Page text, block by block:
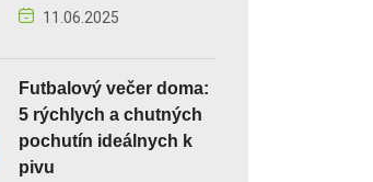
11.06.2025
Futbalový večer doma:
5 rýchlych a chutných
pochutín ideálnych k
pivu